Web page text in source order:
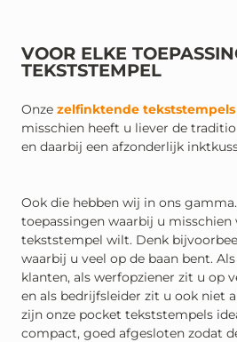
VOOR ELKE
TEKSTSTEMPEL
Onze zelfinktende tekststempels
misschien heeft u liever de
en daarbij een afzonderlijk
Ook die hebben wij in ons
toepassingen waarbij u misschien
tekststempel wilt. Denk
waarbij u veel op de baan bent.
klanten, als werfopziener zit u op
en als bedrijfsleider zit u ook niet
zijn onze pocket tekststempels
compact, goed afgesloten zodat